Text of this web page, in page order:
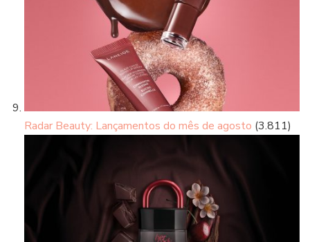
Radar Beauty: Lançamentos do mês de agosto (3.811)